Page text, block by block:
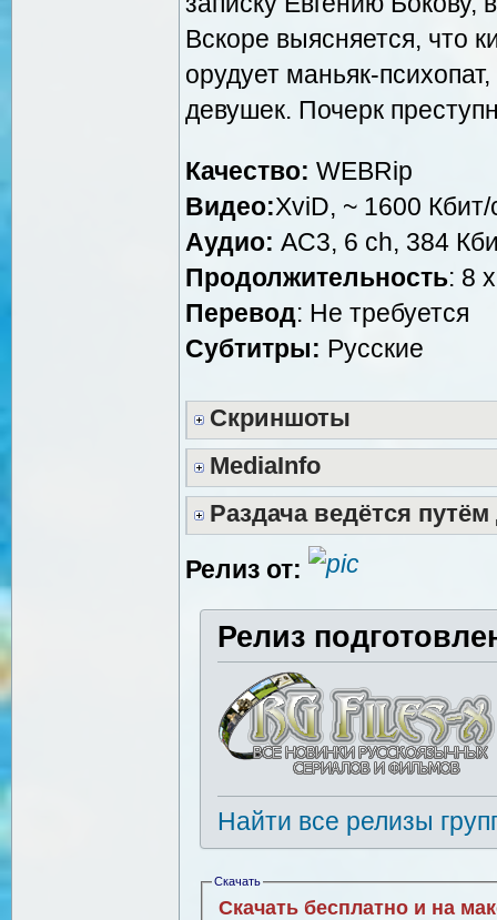
Вскоре выясняется, что
орудует маньяк-
девушек. Почерк
Качество: WEBRip
Видео:XviD, ~ 1600
Аудио: AC3, 6 ch, 384
Продолжительность: 8
Перевод: Не требуется
Субтитры: Русские
Скриншоты
MediaInfo
Раздача ведётся
Релиз от:
Релиз
Найти все релизы
Скачать
Скачать бесплатно и на